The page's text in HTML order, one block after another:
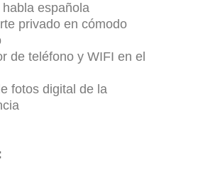
española
privado en cómodo
de teléfono y WIFI en el
fotos digital de la